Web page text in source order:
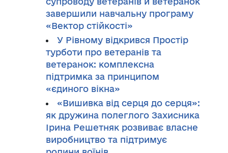
завершили навчальну програму
«Вектор стійкості»
У Рівному відкрився Простір
турботи про ветеранів та
ветеранок: комплексна
підтримка за принципом
«єдиного вікна»
«Вишивка від серця до серця»:
як дружина полеглого Захисника
Ірина Решетняк розвиває власне
виробництво та підтримує